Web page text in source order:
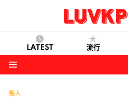
LATEST 流行
藝人